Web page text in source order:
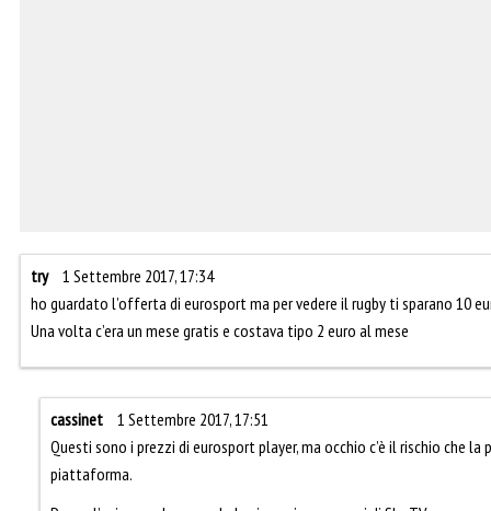
try
1 Settembre 2017, 17:34
ho guardato l’offerta di eurosport ma per vedere il rugby ti sparano 10
Una volta c’era un mese gratis e costava tipo 2 euro al mese
cassinet
1 Settembre 2017, 17:51
Questi sono i prezzi di eurosport player, ma occhio c’è il rischio che
piattaforma.